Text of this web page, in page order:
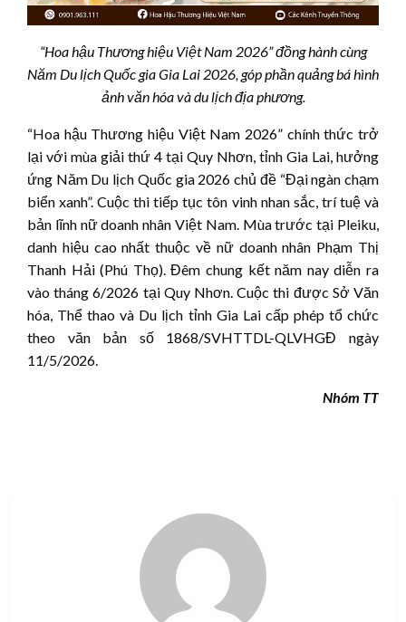
“Hoa hậu Thương hiệu Việt Nam 2026” đồng hành cùng
Năm Du lịch Quốc gia Gia Lai 2026, góp phần quảng bá hình
ảnh văn hóa và du lịch địa phương.
“Hoa hậu Thương hiệu Việt Nam 2026” chính thức trở
lại với mùa giải thứ 4 tại Quy Nhơn, tỉnh Gia Lai, hưởng
ứng Năm Du lịch Quốc gia 2026 chủ đề “Đại ngàn chạm
biển xanh”. Cuộc thi tiếp tục tôn vinh nhan sắc, trí tuệ và
bản lĩnh nữ doanh nhân Việt Nam. Mùa trước tại Pleiku,
danh hiệu cao nhất thuộc về nữ doanh nhân Phạm Thị
Thanh Hải (Phú Thọ). Đêm chung kết năm nay diễn ra
vào tháng 6/2026 tại Quy Nhơn. Cuộc thi được Sở Văn
hóa, Thể thao và Du lịch tỉnh Gia Lai cấp phép tổ chức
theo văn bản số 1868/SVHTTDL-QLVHGĐ ngày
11/5/2026.
Nhóm TT